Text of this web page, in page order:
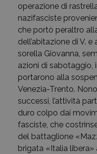
operazione di
nazifasciste
che portò peraltro
dell’abitazione di V.
sorella Giovanna,
azioni di sabotaggio,
portarono alla
Venezia-Trento.
successi, l’attività
duro colpo dai
fasciste, che
del battaglione
brigata «Italia